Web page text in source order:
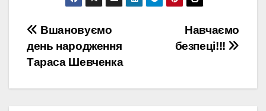
Навігація
записів
Навчаємо
безпеці!!!
Вшановуємо
день народження
Тараса Шевченка